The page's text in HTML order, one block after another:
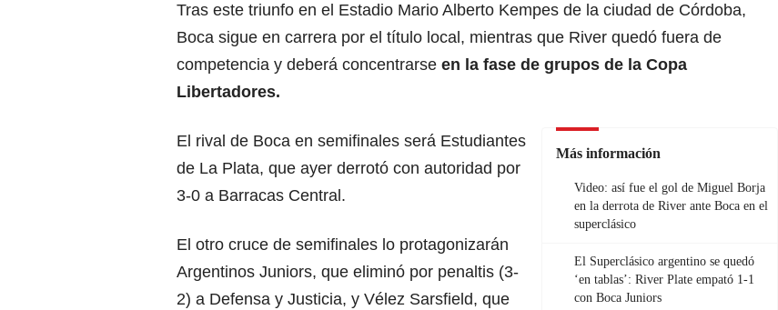
Tras este triunfo en el Estadio Mario Alberto Kempes de la ciudad de Córdoba,
Boca sigue en carrera por el título local, mientras que River quedó fuera de
competencia y deberá concentrarse en la fase de grupos de la Copa
Libertadores.
Más información
Video: así fue el gol de Miguel Borja
en la derrota de River ante Boca en el
superclásico
El Superclásico argentino se quedó
‘en tablas’: River Plate empató 1-1
con Boca Juniors
El rival de Boca en semifinales será Estudiantes
de La Plata, que ayer derrotó con autoridad por
3-0 a Barracas Central.
El otro cruce de semifinales lo protagonizarán
Argentinos Juniors, que eliminó por penaltis (3-
2) a Defensa y Justicia, y Vélez Sarsfield, que